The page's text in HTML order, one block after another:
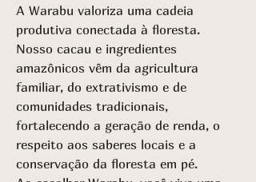
A Warabu valoriza uma cadeia
produtiva conectada à floresta.
Nosso cacau e ingredientes
amazônicos vêm da agricultura
familiar, do extrativismo e de
comunidades tradicionais,
fortalecendo a geração de renda, o
respeito aos saberes locais e a
conservação da floresta em pé.